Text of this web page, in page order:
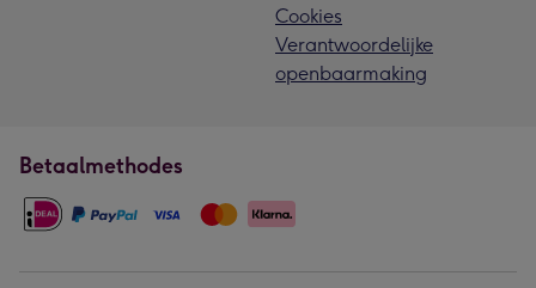
Cookies
Verantwoordelijke
openbaarmaking
Betaalmethodes